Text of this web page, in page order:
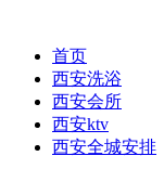
首页
西安洗浴
西安会所
西安ktv
西安全城安排